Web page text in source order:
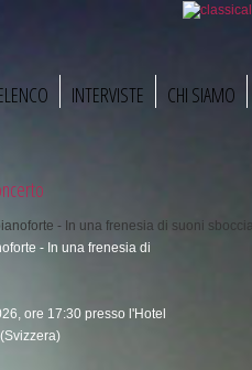
INTERVISTE CHI SIAMO
- In una frenesia di
ore 17:30 presso l'Hotel